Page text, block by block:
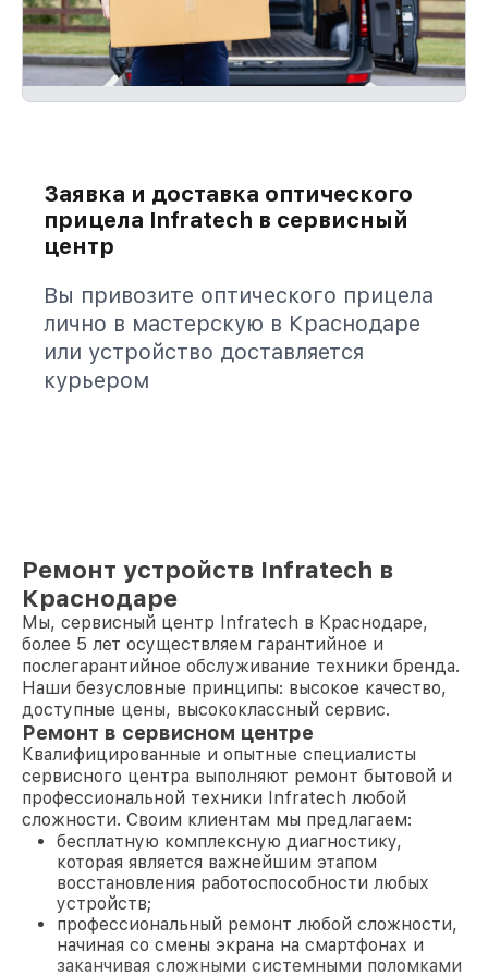
Заявка и доставка оптического
прицела Infratech в сервисный
центр
Вы привозите оптического прицела
лично в мастерскую в Краснодаре
или устройство доставляется
курьером
Ремонт устройств Infratech в
Краснодаре
Мы, сервисный центр Infratech в Краснодаре,
более 5 лет осуществляем гарантийное и
послегарантийное обслуживание техники бренда.
Наши безусловные принципы: высокое качество,
доступные цены, высококлассный сервис.
Ремонт в сервисном центре
Квалифицированные и опытные специалисты
сервисного центра выполняют ремонт бытовой и
профессиональной техники Infratech любой
сложности. Своим клиентам мы предлагаем:
бесплатную комплексную диагностику,
которая является важнейшим этапом
восстановления работоспособности любых
устройств;
профессиональный ремонт любой сложности,
начиная со смены экрана на смартфонах и
заканчивая сложными системными поломками